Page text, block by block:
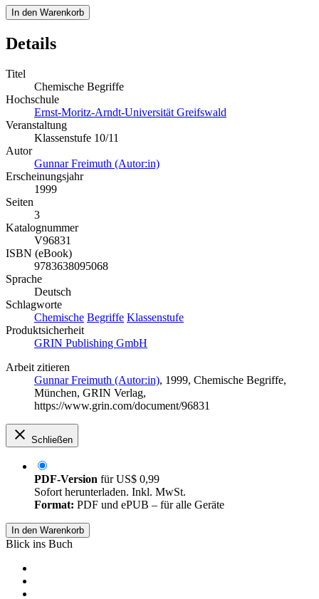
In den Warenkorb
Details
Titel
Chemische Begriffe
Hochschule
Ernst-Moritz-Arndt-Universität Greifswald
Veranstaltung
Klassenstufe 10/11
Autor
Gunnar Freimuth (Autor:in)
Erscheinungsjahr
1999
Seiten
3
Katalognummer
V96831
ISBN (eBook)
9783638095068
Sprache
Deutsch
Schlagworte
Chemische Begriffe Klassenstufe
Produktsicherheit
GRIN Publishing GmbH
Arbeit zitieren
Gunnar Freimuth (Autor:in), 1999, Chemische Begriffe,
München, GRIN Verlag,
https://www.grin.com/document/96831
Schließen
PDF-Version fürUS$ 0,99
Sofort herunterladen. Inkl. MwSt.
Format: PDF und ePUB – für alle Geräte
In den Warenkorb
Blick ins Buch